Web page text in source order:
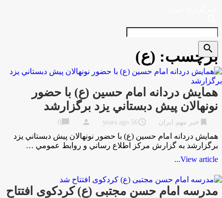
برچسب: (ع)
همايش دردانه امام حسين (ع) با حضور
نونهالان پيش دبستاني يزد برگزارشد
خبر مهم ایران access_time
56 years ago
person
chat_bubble
همايش دردانه امام حسين (ع) با حضور نونهالان پيش دبستاني يزد
برگزارشد به گزارش مركز اطلاع رساني و روابط عمومي …
View article...
مدرسه امام حسن مجتبی (ع) کردکوی افتتاح
search